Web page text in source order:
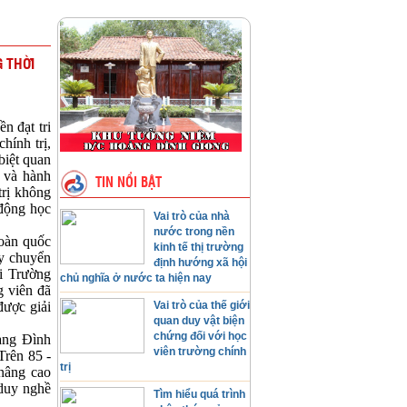
THỜI
đạt tri
trị,
quan
hành
không
học
quốc
chuyển
Trường
viên đã
giải
Đình
85 -
cao
nghề
TIN NỔI BẬT
Vai trò của nhà
nước trong nền
kinh tế thị trường
định hướng xã hội
chủ nghĩa ở nước ta hiện nay
Vai trò của thế giới
quan duy vật biện
chứng đối với học
viên trường chính
trị
Tìm hiểu quá trình